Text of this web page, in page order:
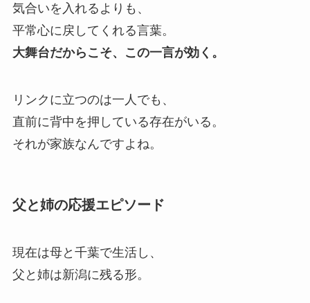
気合いを入れるよりも、
平常心に戻してくれる言葉。
大舞台だからこそ、この一言が効く。
リンクに立つのは一人でも、
直前に背中を押している存在がいる。
それが家族なんですよね。
父と姉の応援エピソード
現在は母と千葉で生活し、
父と姉は新潟に残る形。